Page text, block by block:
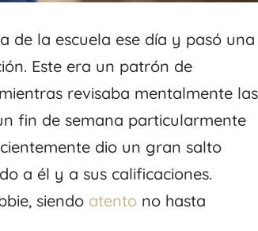
de la escuela ese día y pasó una
Este era un patrón de
revisaba mentalmente las
fin de semana particularmente
dio un gran salto
a él y a sus calificaciones.
siendo atento no hasta